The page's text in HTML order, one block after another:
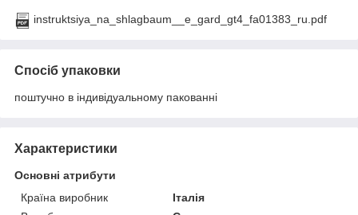
instruktsiya_na_shlagbaum__e_gard_gt4_fa01383_ru.pdf
Спосіб упаковки
поштучно в індивідуальному пакованні
Характеристики
Основні атрибути
Країна виробник
Італія